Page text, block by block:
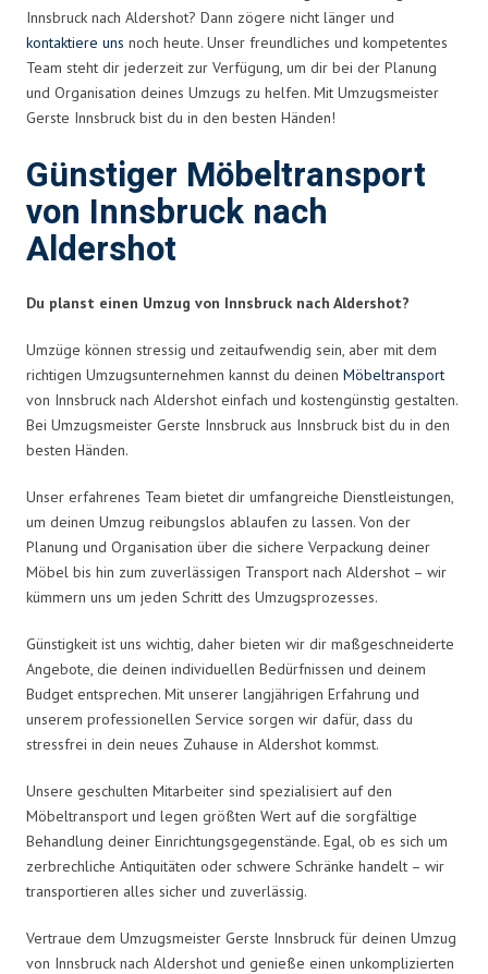
Innsbruck nach Aldershot? Dann zögere nicht länger und
kontaktiere uns noch heute. Unser freundliches und kompetentes
Team steht dir jederzeit zur Verfügung, um dir bei der Planung
und Organisation deines Umzugs zu helfen. Mit Umzugsmeister
Gerste Innsbruck bist du in den besten Händen!
Günstiger Möbeltransport
von Innsbruck nach
Aldershot
Du planst einen Umzug von Innsbruck nach Aldershot?
Umzüge können stressig und zeitaufwendig sein, aber mit dem
richtigen Umzugsunternehmen kannst du deinen Möbeltransport
von Innsbruck nach Aldershot einfach und kostengünstig gestalten.
Bei Umzugsmeister Gerste Innsbruck aus Innsbruck bist du in den
besten Händen.
Unser erfahrenes Team bietet dir umfangreiche Dienstleistungen,
um deinen Umzug reibungslos ablaufen zu lassen. Von der
Planung und Organisation über die sichere Verpackung deiner
Möbel bis hin zum zuverlässigen Transport nach Aldershot – wir
kümmern uns um jeden Schritt des Umzugsprozesses.
Günstigkeit ist uns wichtig, daher bieten wir dir maßgeschneiderte
Angebote, die deinen individuellen Bedürfnissen und deinem
Budget entsprechen. Mit unserer langjährigen Erfahrung und
unserem professionellen Service sorgen wir dafür, dass du
stressfrei in dein neues Zuhause in Aldershot kommst.
Unsere geschulten Mitarbeiter sind spezialisiert auf den
Möbeltransport und legen größten Wert auf die sorgfältige
Behandlung deiner Einrichtungsgegenstände. Egal, ob es sich um
zerbrechliche Antiquitäten oder schwere Schränke handelt – wir
transportieren alles sicher und zuverlässig.
Vertraue dem Umzugsmeister Gerste Innsbruck für deinen Umzug
von Innsbruck nach Aldershot und genieße einen unkomplizierten